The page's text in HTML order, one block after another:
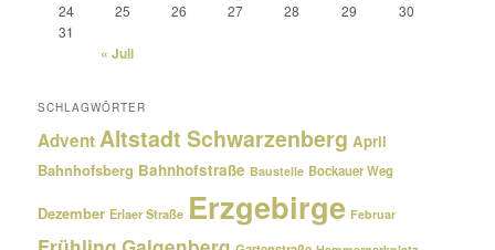
24
25 26 27 28 29
30
31
« Juli
SCHLAGWÖRTER
AdventAltstadt Schwarzenberg April
Bahnhofsberg Bahnhofstraße Baustelle Bockauer Weg
Dezember Erlaer Straße Erzgebirge Februar